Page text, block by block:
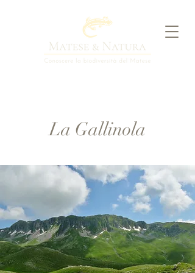
La Gallinola